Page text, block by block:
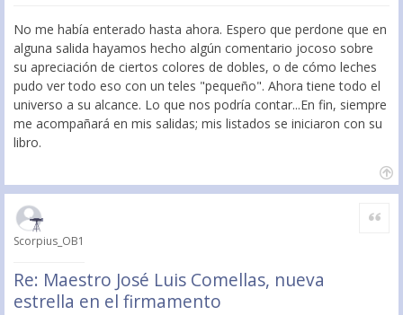
No me había enterado hasta ahora. Espero que perdone que en
alguna salida hayamos hecho algún comentario jocoso sobre
su apreciación de ciertos colores de dobles, o de cómo leches
pudo ver todo eso con un teles "pequeño". Ahora tiene todo el
universo a su alcance. Lo que nos podría contar...En fin, siempre
me acompañará en mis salidas; mis listados se iniciaron con su
libro.
Scorpius_OB1
Re: Maestro José Luis Comellas, nueva
estrella en el firmamento
Citar